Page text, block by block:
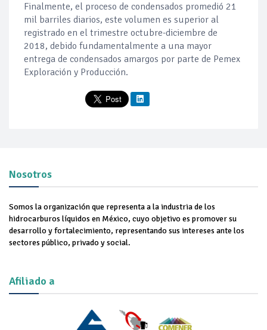
Finalmente, el proceso de condensados promedió 21
mil barriles diarios, este volumen es superior al
registrado en el trimestre octubre-diciembre de
2018, debido fundamentalmente a una mayor
entrega de condensados amargos por parte de Pemex
Exploración y Producción.
Nosotros
Somos la organización que representa a la industria de los
hidrocarburos líquidos en México, cuyo objetivo es promover su
desarrollo y fortalecimiento, representando sus intereses ante los
sectores público, privado y social.
Afiliado a